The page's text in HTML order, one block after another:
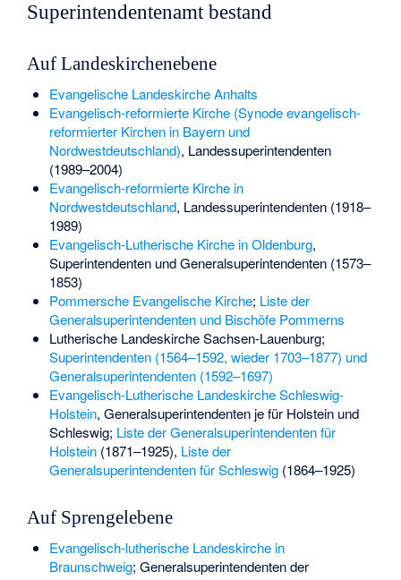
Superintendentenamt bestand
Auf Landeskirchenebene
Evangelische Landeskirche Anhalts
Evangelisch-reformierte Kirche (Synode evangelisch-
reformierter Kirchen in Bayern und
Nordwestdeutschland), Landessuperintendenten
(1989–2004)
Evangelisch-reformierte Kirche in
Nordwestdeutschland, Landessuperintendenten (1918–
1989)
Evangelisch-Lutherische Kirche in Oldenburg,
Superintendenten und Generalsuperintendenten (1573–
1853)
Pommersche Evangelische Kirche; Liste der
Generalsuperintendenten und Bischöfe Pommerns
Lutherische Landeskirche Sachsen-Lauenburg;
Superintendenten (1564–1592, wieder 1703–1877) und
Generalsuperintendenten (1592–1697)
Evangelisch-Lutherische Landeskirche Schleswig-
Holstein, Generalsuperintendenten je für Holstein und
Schleswig; Liste der Generalsuperintendenten für
Holstein(1871–1925), Liste der
Generalsuperintendenten für Schleswig(1864–1925)
Auf Sprengelebene
Evangelisch-lutherische Landeskirche in
Braunschweig; Generalsuperintendenten der